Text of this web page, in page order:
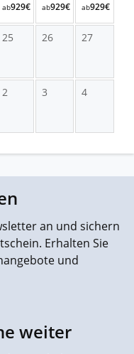
ab929€ ab929€ ab929€
25 26 27
2 3 4
an und sichern
Erhalten Sie
und
weiter